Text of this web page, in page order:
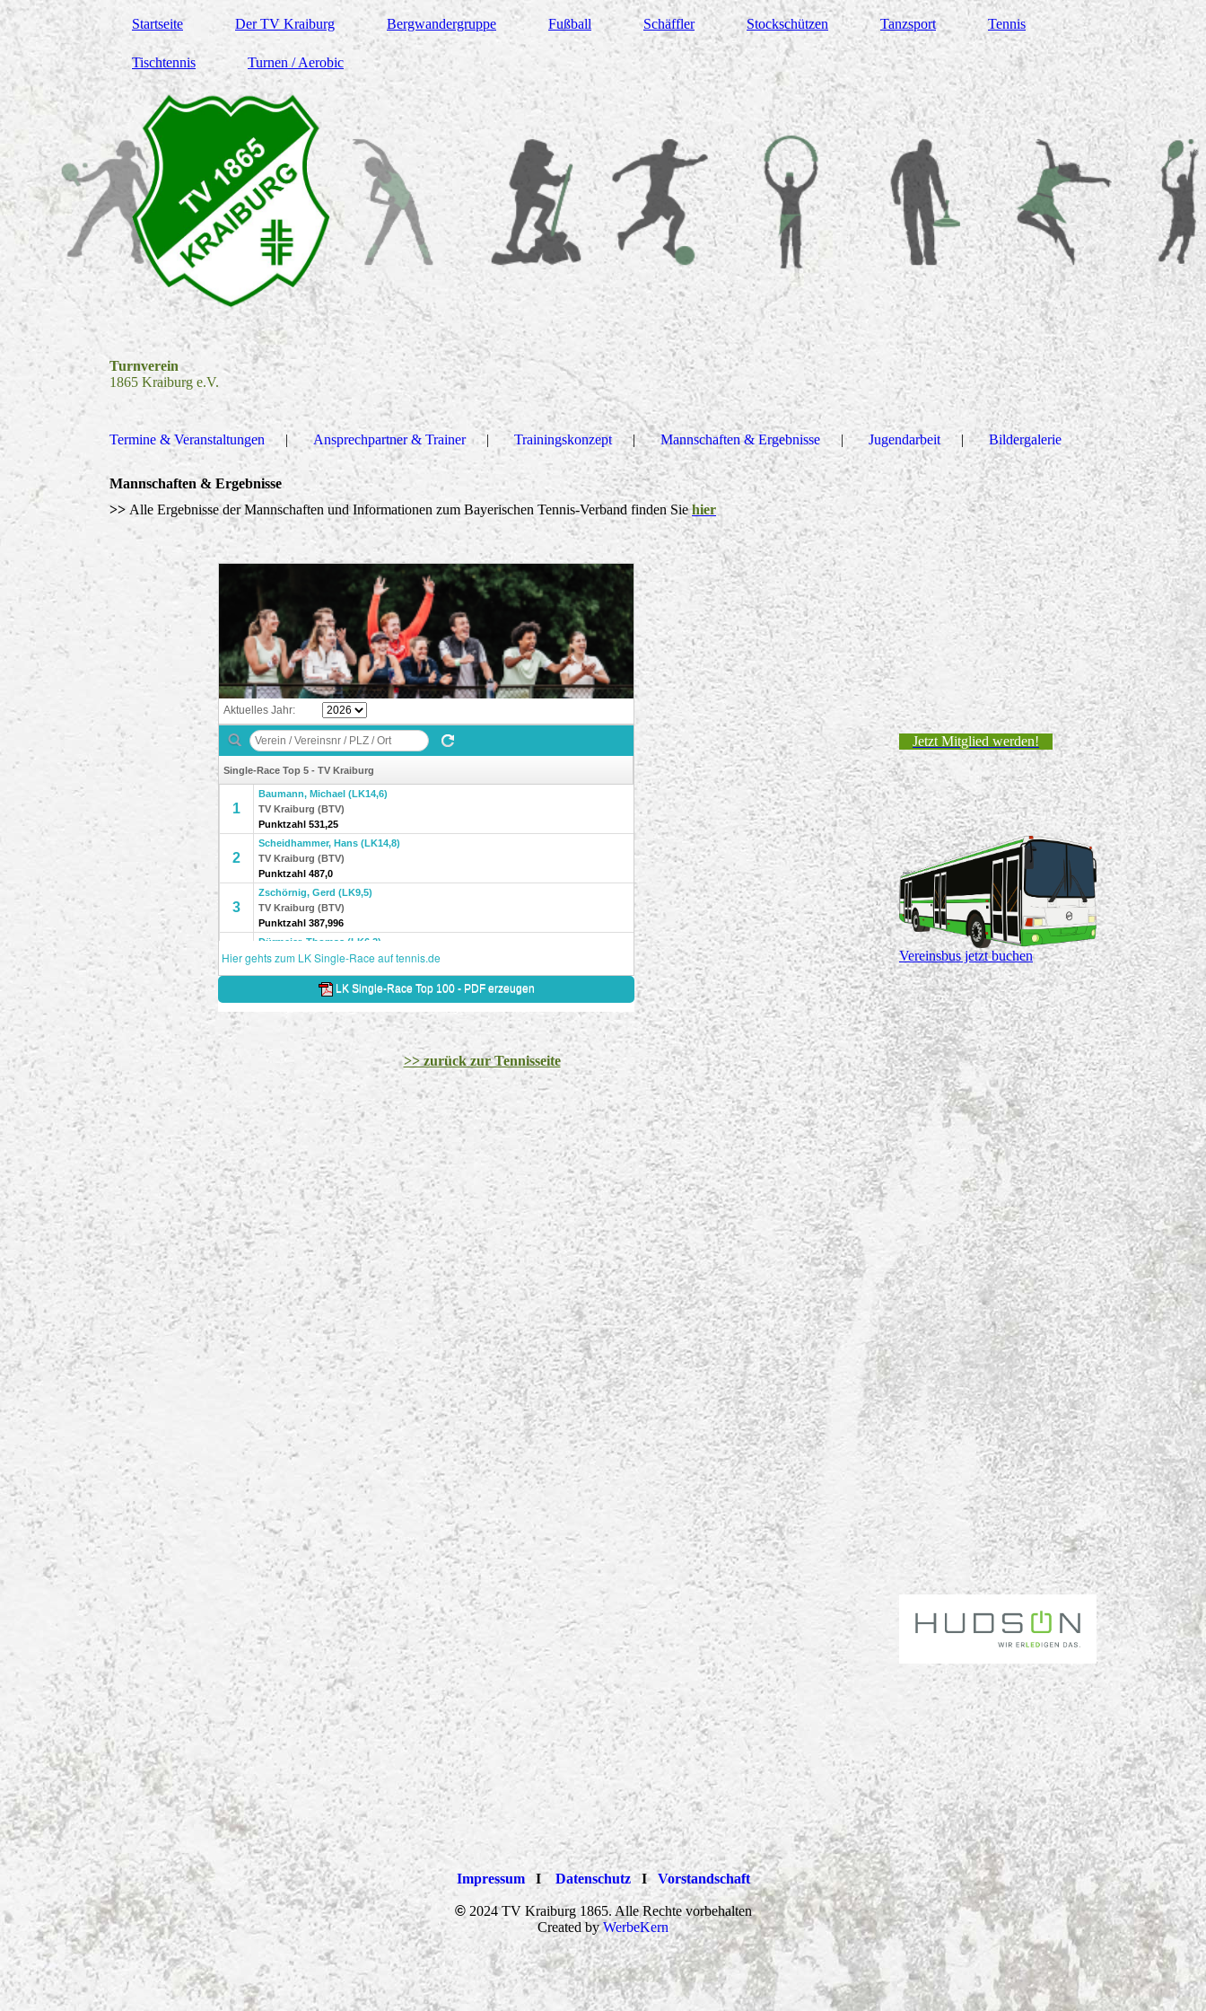
Startseite Der TV Kraiburg Bergwandergruppe Fußball Schäffler Stockschützen Tanzsport Tennis
Tischtennis Turnen / Aerobic
Turnverein
1865 Kraiburg e.V.
Termine & Veranstaltungen Ansprechpartner & Trainer Trainingskonzept Mannschaften & Ergebnisse Jugendarbeit Bildergalerie
Mannschaften & Ergebnisse
>> Alle Ergebnisse der Mannschaften und Informationen zum Bayerischen Tennis-Verband finden Siehier
>> zurück zur Tennisseite
Jetzt Mitglied werden!
Vereinsbus jetzt buchen
Besuchen Sie uns auf Facebook!
Werden Sie ein Fan unserer
Facebook Seite und erhalten Sie
besondere Vorteile.
ImpressumI DatenschutzI Vorstandschaft
© 2024 TV Kraiburg 1865. Alle Rechte vorbehalten
Created byWerbeKern